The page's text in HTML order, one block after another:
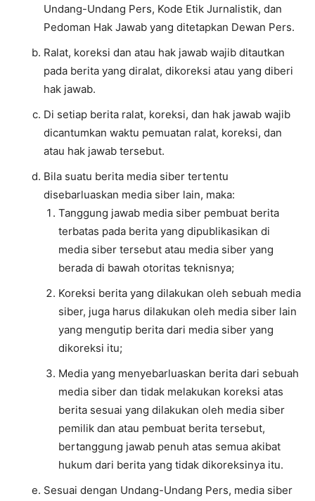
Undang-Undang Pers, Kode Etik Jurnalistik, dan
Pedoman Hak Jawab yang ditetapkan Dewan Pers.
Ralat, koreksi dan atau hak jawab wajib ditautkan
pada berita yang diralat, dikoreksi atau yang diberi
hak jawab.
Di setiap berita ralat, koreksi, dan hak jawab wajib
dicantumkan waktu pemuatan ralat, koreksi, dan
atau hak jawab tersebut.
Bila suatu berita media siber tertentu
disebarluaskan media siber lain, maka:
Tanggung jawab media siber pembuat berita
terbatas pada berita yang dipublikasikan di
media siber tersebut atau media siber yang
berada di bawah otoritas teknisnya;
Koreksi berita yang dilakukan oleh sebuah media
siber, juga harus dilakukan oleh media siber lain
yang mengutip berita dari media siber yang
dikoreksi itu;
Media yang menyebarluaskan berita dari sebuah
media siber dan tidak melakukan koreksi atas
berita sesuai yang dilakukan oleh media siber
pemilik dan atau pembuat berita tersebut,
bertanggung jawab penuh atas semua akibat
hukum dari berita yang tidak dikoreksinya itu.
Sesuai dengan Undang-Undang Pers, media siber